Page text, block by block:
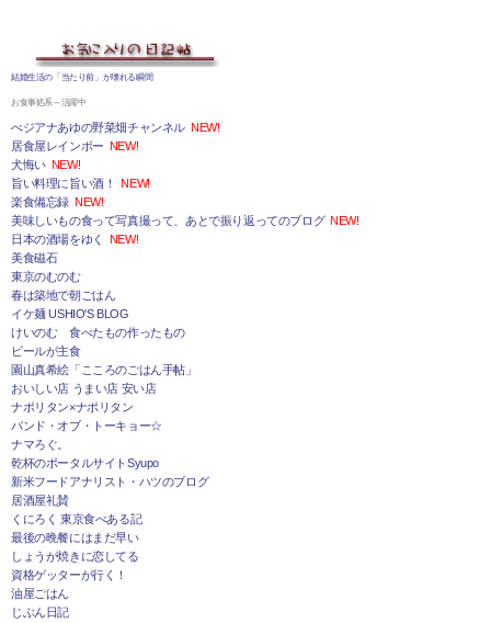
結婚生活の「当たり前」が壊れる瞬間
お食事処系～活躍中
べジアナあゆの野菜畑チャンネル NEW!
居食屋レインボー NEW!
犬悔い NEW!
旨い料理に旨い酒！
NEW!
楽食備忘録 NEW!
美味しいもの食って写真撮って、あとで振り返ってのブログ NEW!
日本の酒場をゆく
NEW!
美食磁石
東京のむのむ
春は築地で朝ごはん
イケ麺 USHIO'S BLOG
けいのむ 食べたもの作ったもの
ビールが主食
園山真希絵「こころのごはん手帖」
おいしい店 うまい店 安い店
ナポリタン×ナポリタン
バンド・オブ・トーキョー☆
ナマろぐ。
乾杯のポータルサイトSyupo
新米フードアナリスト・ハツのブログ
居酒屋礼賛
くにろく 東京食べある記
最後の晩餐にはまだ早い
しょうが焼きに恋してる
資格ゲッターが行く！
油屋ごはん
じぶん日記